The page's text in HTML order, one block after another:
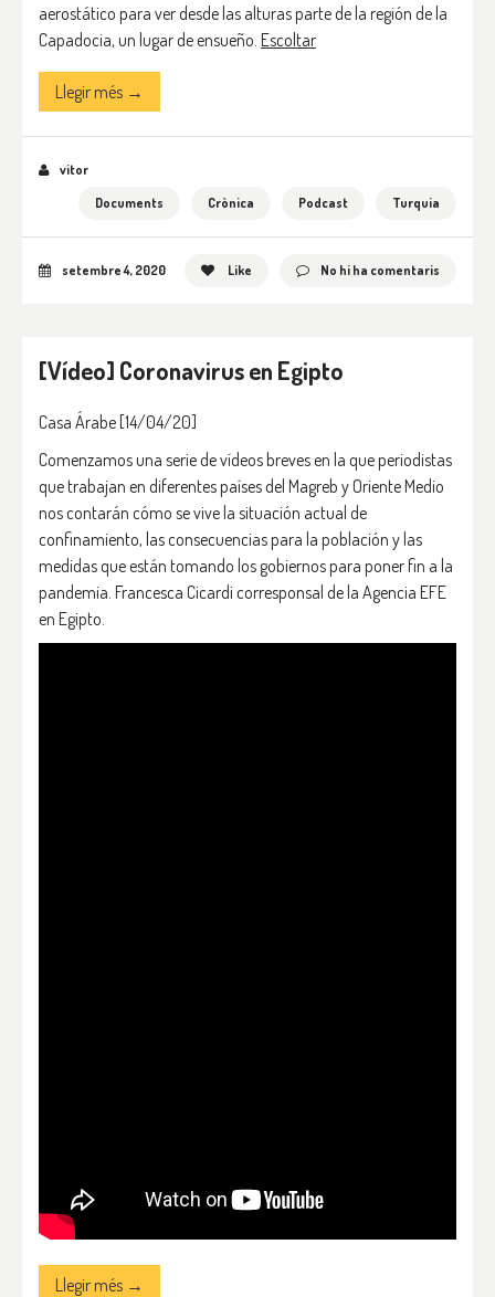
aerostático para ver desde las alturas parte de la región de la
Capadocia, un lugar de ensueño. Escoltar
Llegir més →
vitor
Documents
Crònica Podcast Turquia
setembre 4, 2020 Like No hi ha comentaris
[Vídeo] Coronavirus en Egipto
Casa Árabe [14/04/20]
Comenzamos una serie de vídeos breves en la que periodistas
que trabajan en diferentes países del Magreb y Oriente Medio
nos contarán cómo se vive la situación actual de
confinamiento, las consecuencias para la población y las
medidas que están tomando los gobiernos para poner fin a la
pandemia. Francesca Cicardi corresponsal de la Agencia EFE
en Egipto.
Llegir més →